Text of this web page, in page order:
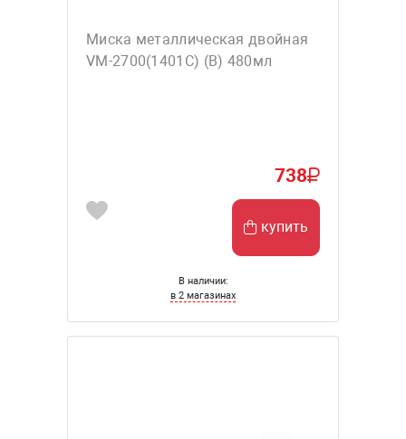
Миска металлическая двойная
VM-2700(1401С) (В) 480мл
738
купить
В наличии:
в 2 магазинах